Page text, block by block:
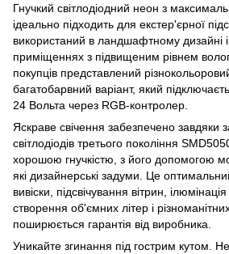
Гнучкий світлодіодний неон з
ідеально підходить для екстер'єрної
використаний в ландшафтному дизайні
приміщеннях з підвищеним рівнем
покупців представлений
багатобарвний варіант, який
24 Вольта через RGB-контролер.
Яскраве свічення забезпечено завдяки
світлодіодів третього покоління
хорошою гнучкістю, з його допомогою
які дизайнерські задуми. Це
вивіски, підсвічування вітрин,
створення об'ємних літер і
поширюється гарантія від виробника.
Уникайте згинання під гострим кутом.